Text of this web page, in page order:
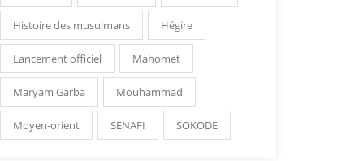
Histoire des musulmans Hégire
Lancement officiel Mahomet
Maryam Garba Mouhammad
Moyen-orient SENAFI SOKODE